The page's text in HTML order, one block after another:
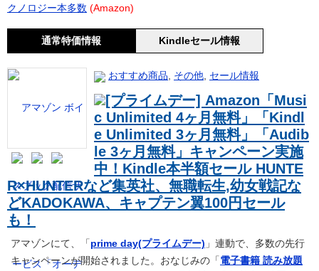
クノロジー本多数 (Amazon)
通常特価情報 Kindleセール情報
おすすめ商品, その他, セール情報
[プライムデー] Amazon「Musi
c Unlimited 4ヶ月無料」「Kindl
e Unlimited 3ヶ月無料」「Audib
le 3ヶ月無料」キャンペーン実施
中！Kindle本半額セール HUNTE
R×HUNTERなど集英社、無職転生,幼女戦記な
どKADOKAWA、キャプテン翼100円セール
も！
アマゾンにて、「 prime day(プライムデー) 」連動で、多数の先行
キャンペーンが開始されました。おなじみの「 電子書籍 読み放題